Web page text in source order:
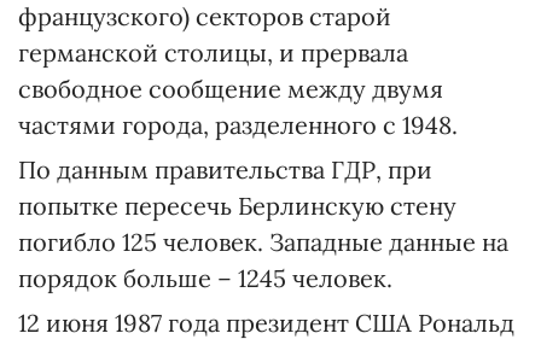
французского) секторов старой
германской столицы, и прервала
свободное сообщение между двумя
частями города, разделенного с 1948.
По данным правительства ГДР, при
попытке пересечь Берлинскую стену
погибло 125 человек. Западные данные на
порядок больше – 1245 человек.
12 июня 1987 года президент США Рональд